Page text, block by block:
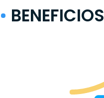
BENEFICIOS